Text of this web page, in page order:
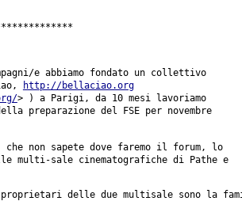
e abbiamo fondato un collettivo
http://bellaciao.org
> ) a Parigi, da 10 mesi lavoriamo
preparazione del FSE per novembre
che non sapete dove faremo il forum, lo
multi-sale cinematografiche di Pathe e
proprietari delle due multisale sono la